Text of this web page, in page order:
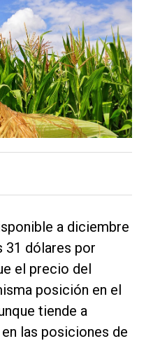
a diciembre
31 dólares por
el precio del
posición en el
tiende a
las posiciones de